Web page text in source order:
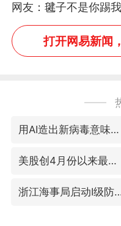
网友：毽子不是你踢我
捡，我踢你捡吗
打开网易新闻
用AI造出新病毒意味着什么
美股创4月份以来最大单周涨幅
浙江海事局启动Ⅰ级